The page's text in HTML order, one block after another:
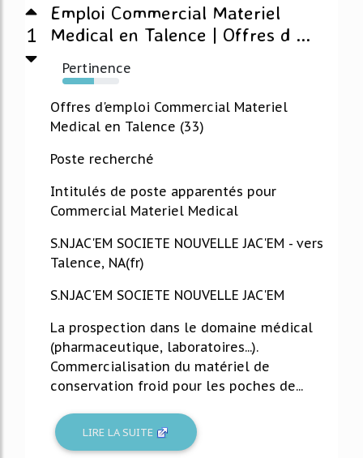
1
Emploi Commercial Materiel
Medical en Talence | Offres d ...
Pertinence
55%
Offres d'emploi Commercial Materiel
Medical en Talence (33)
Poste recherché
Intitulés de poste apparentés pour
Commercial Materiel Medical
S.N.JAC'EM SOCIETE NOUVELLE JAC'EM - vers
Talence, NA(fr)
S.N.JAC'EM SOCIETE NOUVELLE JAC'EM
La prospection dans le domaine médical
(pharmaceutique, laboratoires...).
Commercialisation du matériel de
conservation froid pour les poches de...
LIRE LA SUITE